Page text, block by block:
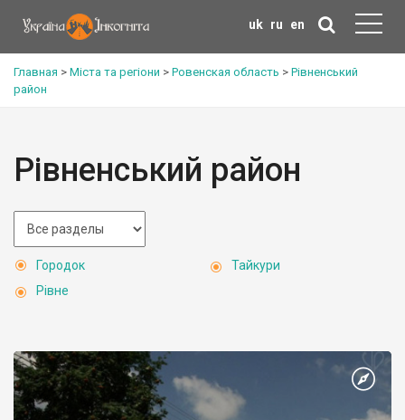
uk ru en
Главная > Міста та регіони > Ровенская область > Рівненський
район
Рівненський район
Городок
Рівне
Тайкури